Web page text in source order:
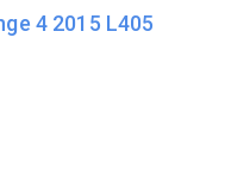
4 2015 L405